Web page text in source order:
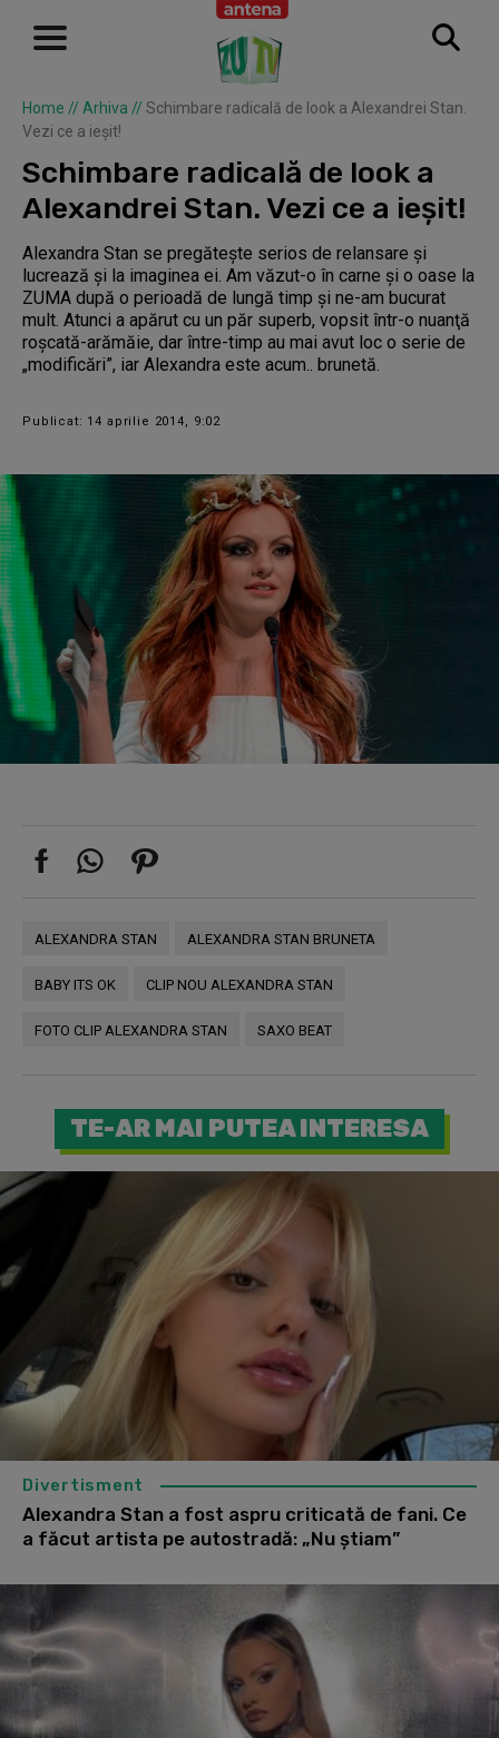
Home // Arhiva // Schimbare radicală de look a Alexandrei Stan.
Vezi ce a ieşit!
Schimbare radicală de look a
Alexandrei Stan. Vezi ce a ieşit!
Alexandra Stan se pregăteşte serios de relansare şi
lucrează şi la imaginea ei. Am văzut-o în carne şi o oase la
ZUMA după o perioadă de lungă timp şi ne-am bucurat
mult. Atunci a apărut cu un păr superb, vopsit într-o nuanţă
roşcată-arămăie, dar între-timp au mai avut loc o serie de
„modificări”, iar Alexandra este acum.. brunetă.
Publicat: 14 aprilie 2014, 9:02
ALEXANDRA STAN ALEXANDRA STAN BRUNETA
BABY ITS OK CLIP NOU ALEXANDRA STAN
FOTO CLIP ALEXANDRA STAN SAXO BEAT
TE-AR MAI PUTEA INTERESA
Divertisment
Alexandra Stan a fost aspru criticată de fani. Ce
a făcut artista pe autostradă: „Nu știam”